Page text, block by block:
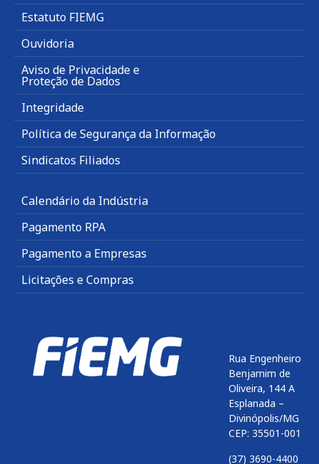
Estatuto FIEMG
Ouvidoria
Aviso de Privacidade e
Proteção de Dados
Integridade
Política de Segurança da Informação
Sindicatos Filiados
Calendário da Indústria
Pagamento RPA
Pagamento a Empresas
Licitações e Compras
Rua Engenheiro
Benjamim de
Oliveira, 144 A
Esplanada –
Divinópolis/MG
CEP: 35501-001
(37) 3690-4400